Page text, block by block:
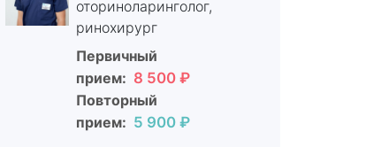
оториноларинголог,
ринохирург
Первичный
прием: 8 500 ₽
Повторный
прием: 5 900 ₽